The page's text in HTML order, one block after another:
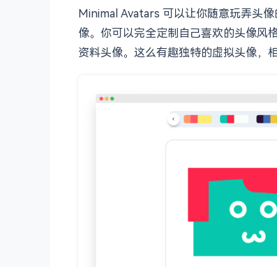
Minimal Avatars 可以让你随意玩弄头
像。你可以完全定制自己喜欢的头像风
资料头像。这么有趣独特的虚拟头像，